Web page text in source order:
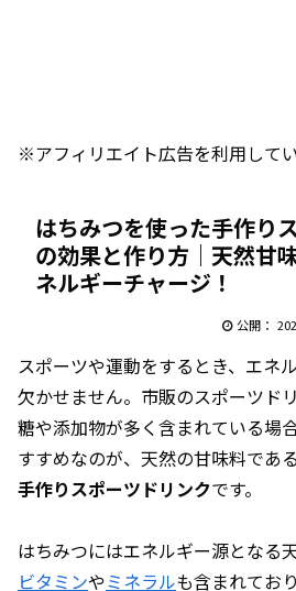
※アフィリエイト広告を利用して
はちみつを使った手作り
の効果と作り方｜天然甘
ネルギーチャージ！
スポーツや運動をするとき、エネ
欠かせません。市販のスポーツド
糖や添加物が多く含まれている場
すすめなのが、天然の甘味料であ
手作りスポーツドリンクです。
はちみつにはエネルギー源となる
ビタミンやミネラルも含まれてお